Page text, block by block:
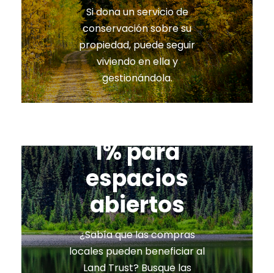
Si dona un servicio de
conservación sobre su
propiedad, puede seguir
viviendo en ella y
gestionándola.
1% para
espacios
abiertos
¿Sabía que las compras
locales pueden beneficiar al
Land Trust? Busque las